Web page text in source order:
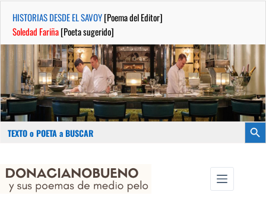
HISTORIAS DESDE EL SAVOY[Poema del Editor]
Soledad Fariña[Poeta sugerido]
Buscar:
contenido